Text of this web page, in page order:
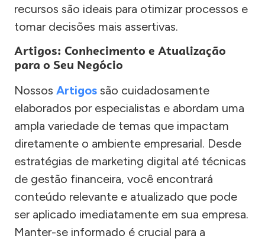
recursos são ideais para otimizar processos e
tomar decisões mais assertivas.
Artigos: Conhecimento e Atualização
para o Seu Negócio
Nossos Artigos são cuidadosamente
elaborados por especialistas e abordam uma
ampla variedade de temas que impactam
diretamente o ambiente empresarial. Desde
estratégias de marketing digital até técnicas
de gestão financeira, você encontrará
conteúdo relevante e atualizado que pode
ser aplicado imediatamente em sua empresa.
Manter-se informado é crucial para a